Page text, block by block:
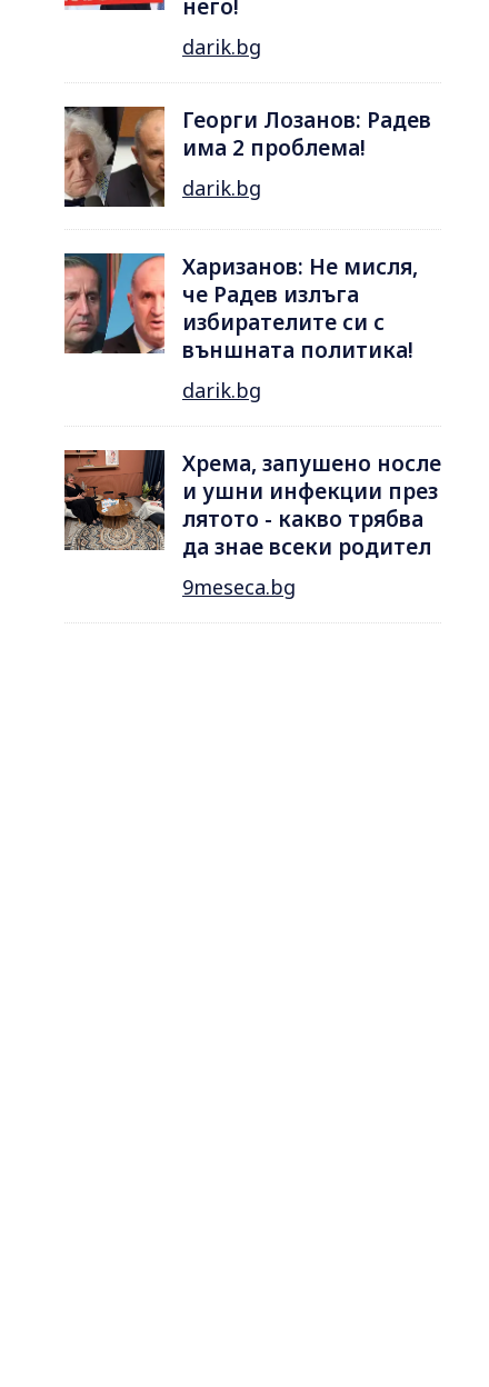
него!
darik.bg
Георги Лозанов: Радев
има 2 проблема!
darik.bg
Харизанов: Не мисля,
че Радев излъга
избирателите си с
външната политика!
darik.bg
Хрема, запушено носле
и ушни инфекции през
лятотo - какво трябва
да знае всеки родител
9meseca.bg